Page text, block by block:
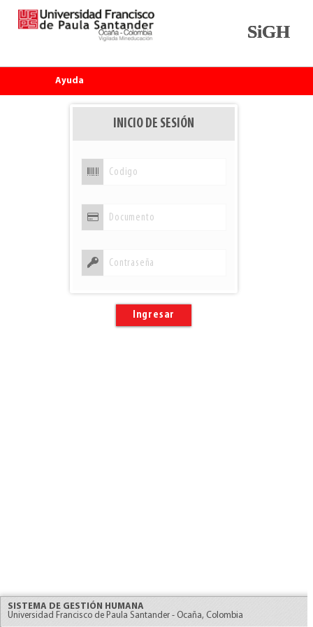
SiGH
Ayuda
INICIO DE SESIÓN
Codigo
Documento
Contraseña
Ingresar
SISTEMA DE GESTIÓN HUMANA
Universidad Francisco de Paula Santander - Ocaña, Colombia